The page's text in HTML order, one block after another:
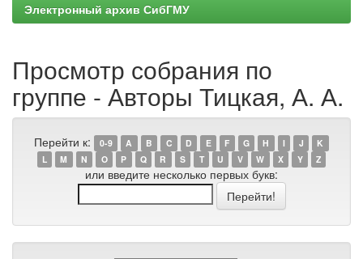
Электронный архив СибГМУ
Просмотр собрания по
группе - Авторы Тицкая, А. А.
Перейти к: 0-9 A B C D E F G H I J
K
L
M N O P Q R S T U V W X Y Z
или введите несколько первых букв: